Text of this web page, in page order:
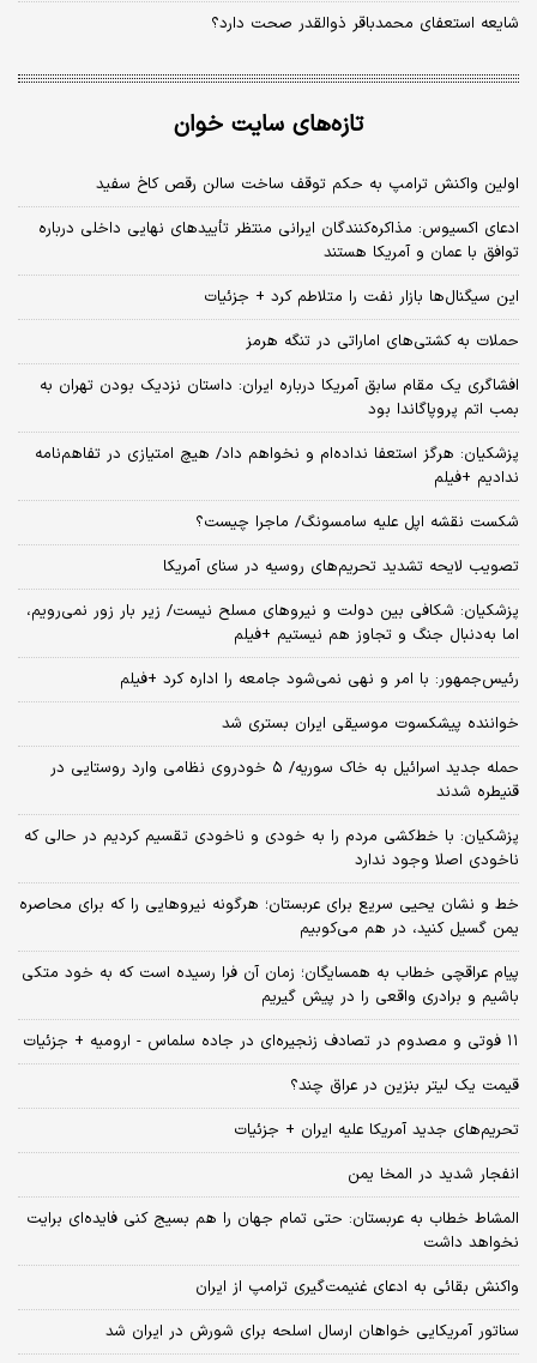
شایعه استعفای محمدباقر ذوالقدر صحت دارد؟
تازه‌های سایت خوان
اولین واکنش ترامپ به حکم توقف ساخت سالن رقص کاخ سفید
ادعای اکسیوس: مذاکره‌کنندگان ایرانی منتظر تأییدهای نهایی داخلی درباره
توافق با عمان و آمریکا هستند
این سیگنال‌ها بازار نفت را متلاطم کرد + جزئیات
حملات به کشتی‌های اماراتی در تنگه هرمز
افشاگری یک مقام سابق آمریکا درباره ایران: داستان نزدیک بودن تهران به
بمب اتم پروپاگاندا بود
پزشکیان: هرگز استعفا نداده‌ام و نخواهم داد/ هیچ امتیازی در تفاهم‌نامه
ندادیم +فیلم
شکست نقشه اپل علیه سامسونگ/ ماجرا چیست؟
تصویب لایحه تشدید تحریم‌های روسیه در سنای آمریکا
پزشکیان: شکافی بین دولت و نیروهای مسلح نیست/ زیر بار زور نمی‌رویم،
اما به‌دنبال جنگ و تجاوز هم نیستیم +فیلم
رئیس‌جمهور: با امر و نهی نمی‌شود جامعه را اداره کرد +فیلم
خواننده پیشکسوت موسیقی ایران بستری شد
حمله جدید اسرائیل به خاک سوریه/ ۵ خودروی نظامی وارد روستایی در
قنیطره شدند
پزشکیان: با خط‌کشی مردم را به خودی و ناخودی تقسیم کردیم در حالی که
ناخودی اصلا وجود ندارد
خط و نشان یحیی سریع برای عربستان؛ هرگونه نیروهایی را که برای محاصره
یمن گسیل کنید، در هم می‌کوبیم
پیام عراقچی خطاب به همسایگان؛ زمان آن فرا رسیده است که به خود متکی
باشیم و برادری واقعی را در پیش گیریم
۱۱ فوتی و مصدوم در تصادف زنجیره‌ای در جاده سلماس - ارومیه + جزئیات
قیمت یک لیتر بنزین در عراق چند؟
تحریم‌های جدید آمریکا علیه ایران + جزئیات
انفجار شدید در المخا یمن
المشاط خطاب به عربستان: حتی تمام جهان را هم بسیج کنی فایده‌ای برایت
نخواهد داشت
واکنش بقائی به ادعای غنیمت‌گیری ترامپ از ایران
سناتور آمریکایی خواهان ارسال اسلحه برای شورش در ایران شد